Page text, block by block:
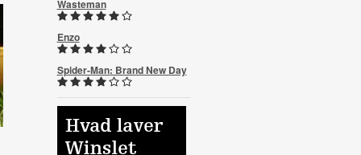
Wasteman
Enzo
Spider-Man: Brand New Day